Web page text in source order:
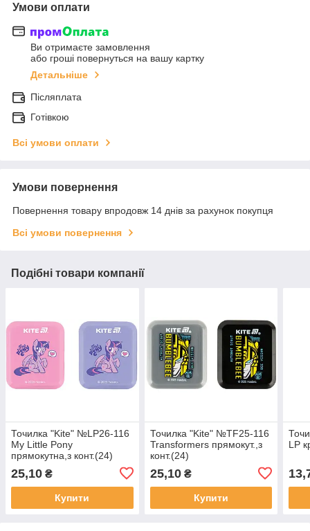
Умови оплати
Ви отримаєте замовлення
або гроші повернуться на вашу картку
Детальніше
Післяплата
Готівкою
Всі умови оплати
Умови повернення
Повернення товару впродовж 14 днів за рахунок покупця
Всі умови повернення
Подібні товари компанії
Точилка "Kite" №LP26-116
My Little Pony
прямокутна,з конт.(24)
25,10 ₴
Купити
Точилка "Kite" №TF25-116
Transformers прямокут.,з
конт.(24)
25,10₴
Купити
LP